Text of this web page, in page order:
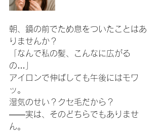
朝、鏡の前でため息をついたことはあ
りませんか？
「なんで私の髪、こんなに広がる
の…」
アイロンで伸ばしても午後にはモワ
ッ。
湿気のせい？クセ毛だから？
——実は、そのどちらでもありませ
ん。